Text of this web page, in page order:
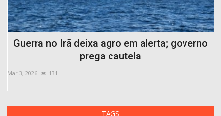
Guerra no Irã deixa agro em alerta; governo
prega cautela
Mar 3, 2026 131
TAGS